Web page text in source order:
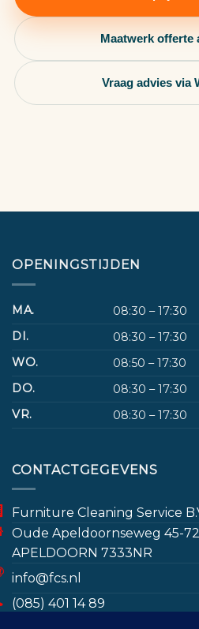
Maatwerk offerte
Vraag advies via
OPENINGSTIJDEN
MA.
08:30 – 17:30
DI.
08:30 – 17:30
WO.
08:50 – 17:30
DO.
08:30 – 17:30
VR.
08:30 – 17:30
CONTACTGEGEVENS
Furniture Cleaning Service
Oude Apeldoornseweg 45-72
APELDOORN 7333NR
info@fcs.nl
(085) 401 14 89